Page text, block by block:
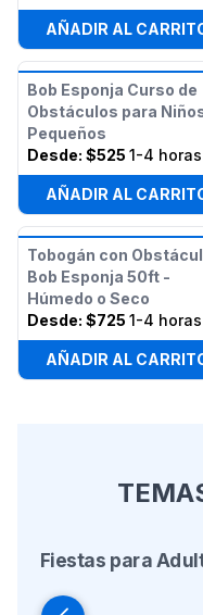
AÑADIR AL
Bob Esponja Curso de
Obstáculos para
Pequeños
Desde: $525 1-4 horas
AÑADIR AL
Tobogán con
Bob Esponja 50ft -
Húmedo o Seco
Desde: $725 1-4 horas
AÑADIR AL
Fiestas para